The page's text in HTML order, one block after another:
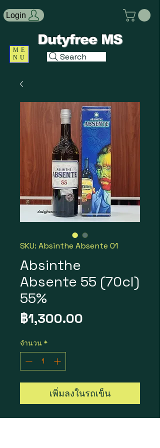
ME
NU
Search
Login
Dutyfree MS
SKU: Absinthe Absente 01
Absinthe
Absente 55 (70cl)
55%
฿1,300.00
จำนวน *
เพิ่มลงในรถเข็น